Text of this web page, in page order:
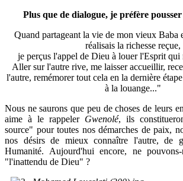
Plus que de dialogue, je préfère
Quand partageant la vie de mon vieux Baba
réalisais la richesse reçue,
je perçus l'appel de Dieu à louer l'Esprit qui
Aller sur l'autre rive, me laisser accueillir,
l'autre, remémorer tout cela en la dernière
à la louange..."
Nous ne saurons que peu de choses de leurs
aime à le rappeler Gwenolé, ils
source" pour toutes nos démarches de paix,
nos désirs de mieux connaître l'autre, de
Humanité. Aujourd'hui encore, ne
"l'inattendu de Dieu" ?